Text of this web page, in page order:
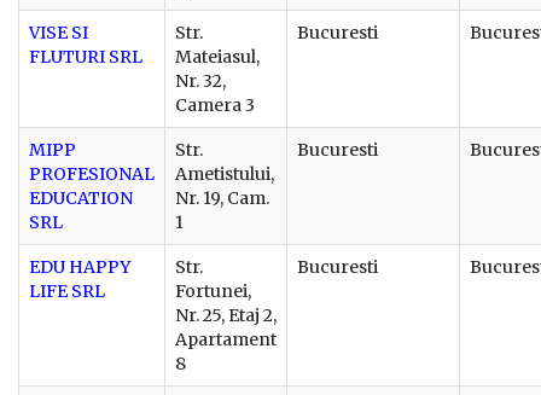
VISE SI
FLUTURI SRL
Str.
Mateiasul,
Nr. 32,
Camera 3
Bucuresti
MIPP
PROFESIONAL
EDUCATION
SRL
Str.
Ametistului,
Nr. 19, Cam.
1
Bucuresti
EDU HAPPY
LIFE SRL
Str.
Fortunei,
Nr. 25, Etaj 2,
Apartament
8
Bucuresti